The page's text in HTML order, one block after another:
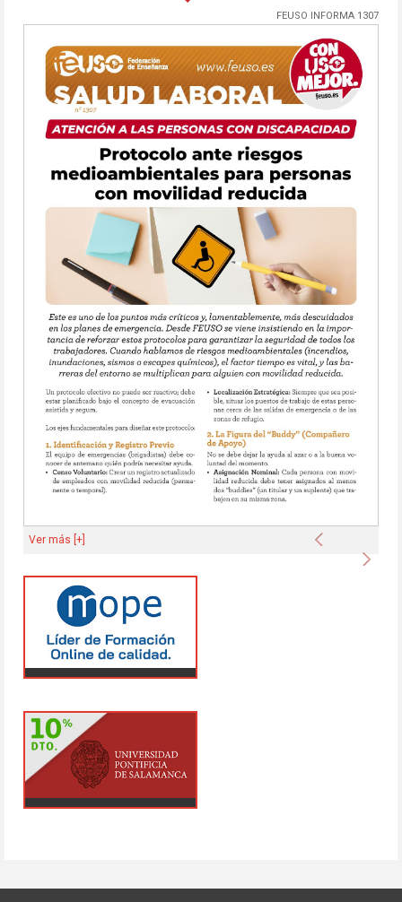
FEUSO INFORMA 1307
Anterior
Ver más [+]